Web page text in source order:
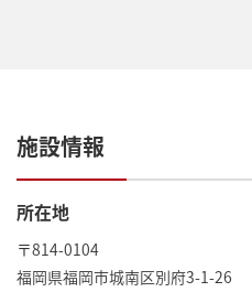
施設情報
所在地
〒814-0104
福岡県福岡市城南区別府3-1-26